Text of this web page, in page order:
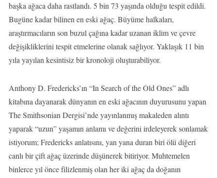
başka ağaca daha rastlandı. 5 bin 73 yaşında olduğu tespit edildi.
Bugüne kadar bilinen en eski ağaç. Büyüme halkaları,
araştırmacıların son buzul çağına kadar uzanan iklim ve çevre
değişikliklerini tespit etmelerine olanak sağlıyor. Yaklaşık 11 bin
yıla yayılan kesintisiz bir kronoloji oluşturabiliyor.
Anthony D. Fredericks’ın “In Search of the Old Ones” adlı
kitabına dayanarak dünyanın en eski ağacının duyurusunu yapan
The Smithsonian Dergisi’nde yayınlanmış makaleden alıntı
yaparak “uzun” yaşamın anlamı ve değerini irdeleyerek sonlamak
istiyorum; Fredericks anlatısını, yan yana duran biri ölü diğeri
canlı bir çift ağaç üzerinde düşünerek bitiriyor. Muhtemelen
binlerce yıl önce filizlenmiş olan her iki ağaç da doğanın